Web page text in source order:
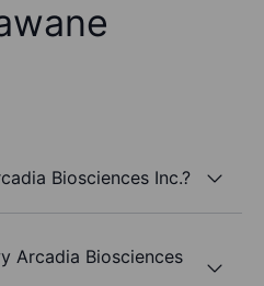
Biosciences Inc.?
Arcadia Biosciences